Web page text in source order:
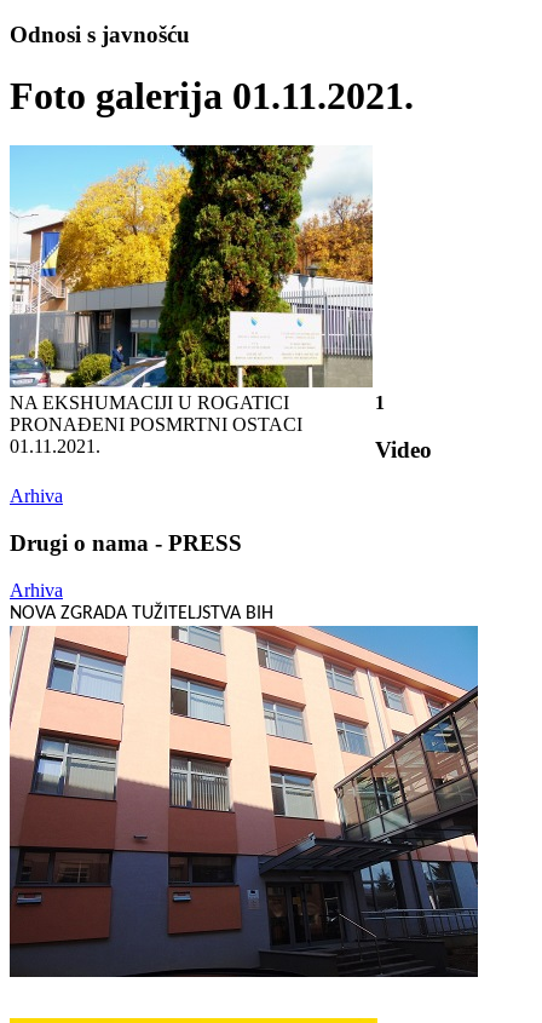
Odnosi s javnošću
Foto galerija 01.11.2021.
NA EKSHUMACIJI U ROGATICI
PRONAĐENI POSMRTNI OSTACI
01.11.2021.
1
Video
Arhiva
Drugi o nama - PRESS
Arhiva
NOVA ZGRADA TUŽITELJSTVA BIH